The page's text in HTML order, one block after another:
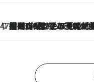
47都道府県の手みやげ ひんやりスイーツで夏を満喫
2026.8.10
【岡山県】この夏絶対食べたい 冷やしておいしいおやつ3選 フルーツが主役のプリンやアイスが勢揃い